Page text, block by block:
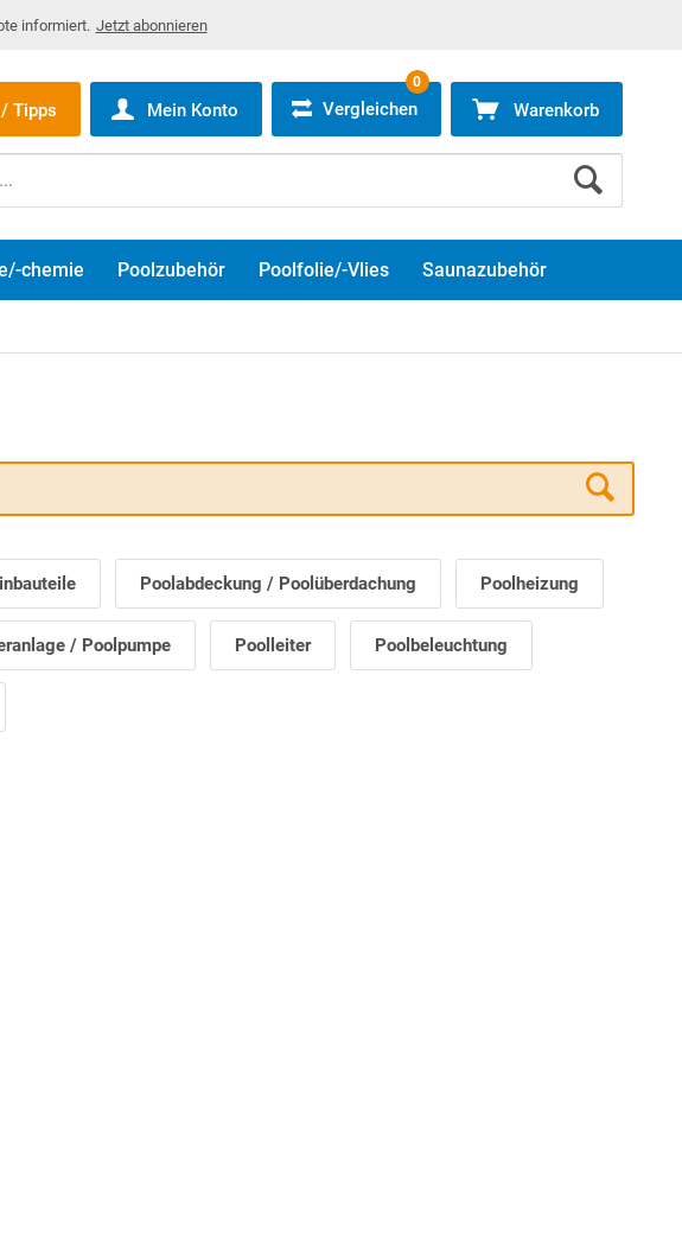
informiert. Jetzt abonnieren
Tipps Mein Konto Vergleichen
0
Warenkorb
chemie Poolzubehör Poolfolie/-Vlies Saunazubehör
Poolabdeckung / Poolüberdachung Poolheizung
/ Poolpumpe Poolleiter Poolbeleuchtung